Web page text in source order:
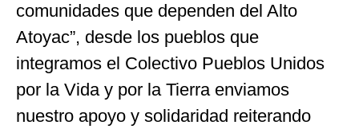
comunidades que dependen del Alto
Atoyac”, desde los pueblos que
integramos el Colectivo Pueblos Unidos
por la Vida y por la Tierra enviamos
nuestro apoyo y solidaridad reiterando